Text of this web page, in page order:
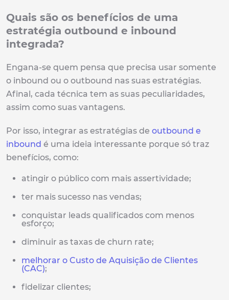
Quais são os benefícios de uma
estratégia outbound e inbound
integrada?
Engana-se quem pensa que precisa usar somente
o inbound ou o outbound nas suas estratégias.
Afinal, cada técnica tem as suas peculiaridades,
assim como suas vantagens.
Por isso, integrar as estratégias de outbound e
inbound é uma ideia interessante porque só traz
benefícios, como:
atingir o público com mais assertividade;
ter mais sucesso nas vendas;
conquistar leads qualificados com menos
esforço;
diminuir as taxas de churn rate;
melhorar o Custo de Aquisição de Clientes
(CAC);
fidelizar clientes;